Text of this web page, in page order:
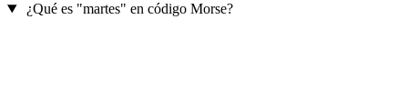
¿Qué es "martes" en código Morse?